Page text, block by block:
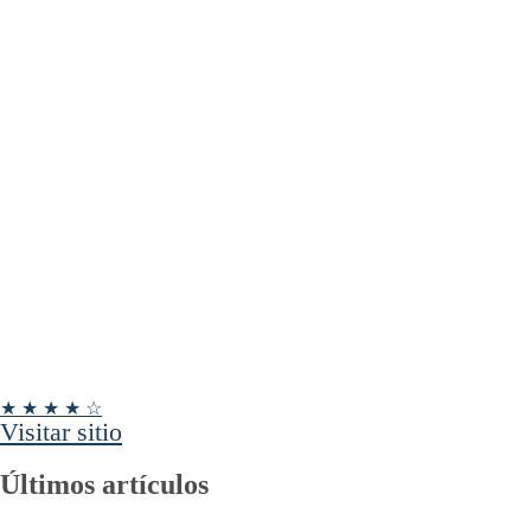
★ ★ ★ ★ ☆
Visitar sitio
Últimos artículos